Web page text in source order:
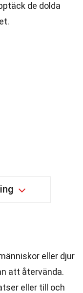
de dolda
eller djur
att återvända.
eller till och